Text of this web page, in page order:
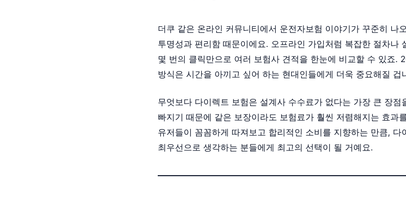
더쿠 같은 온라인 커뮤니티에서 운전자보험 이야기가 꾸준히 나
투명성과 편리함 때문이에요. 오프라인 가입처럼 복잡한 절차나
몇 번의 클릭만으로 여러 보험사 견적을 한눈에 비교할 수 있죠.
방식은 시간을 아끼고 싶어 하는 현대인들에게 더욱 중요해질 겁
무엇보다 다이렉트 보험은 설계사 수수료가 없다는 가장 큰 장
빠지기 때문에 같은 보장이라도 보험료가 훨씬 저렴해지는 효과
유저들이 꼼꼼하게 따져보고 합리적인 소비를 지향하는 만큼, 다
최우선으로 생각하는 분들에게 최고의 선택이 될 거예요.